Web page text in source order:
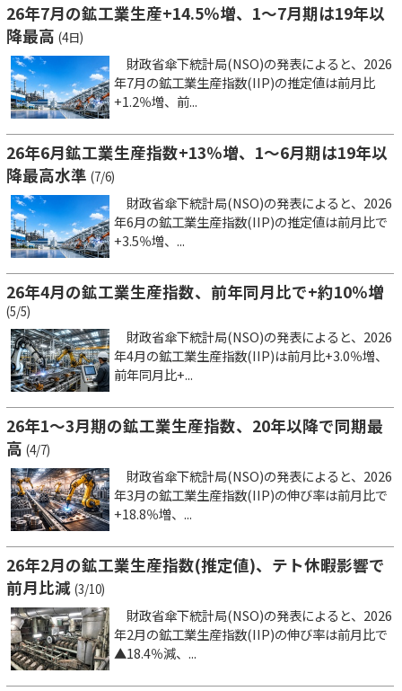
26年7月の鉱工業生産+14.5％増、1～7月期は19年以
降最高 (4日)
財政省傘下統計局(NSO)の発表によると、2026
年7月の鉱工業生産指数(IIP)の推定値は前月比
+1.2％増、前...
26年6月鉱工業生産指数+13％増、1～6月期は19年以
降最高水準 (7/6)
財政省傘下統計局(NSO)の発表によると、2026
年6月の鉱工業生産指数(IIP)の推定値は前月比で
+3.5％増、...
26年4月の鉱工業生産指数、前年同月比で+約10％増
(5/5)
財政省傘下統計局(NSO)の発表によると、2026
年4月の鉱工業生産指数(IIP)は前月比+3.0％増、
前年同月比+...
26年1～3月期の鉱工業生産指数、20年以降で同期最
高 (4/7)
財政省傘下統計局(NSO)の発表によると、2026
年3月の鉱工業生産指数(IIP)の伸び率は前月比で
+18.8％増、...
26年2月の鉱工業生産指数(推定値)、テト休暇影響で
前月比減 (3/10)
財政省傘下統計局(NSO)の発表によると、2026
年2月の鉱工業生産指数(IIP)の伸び率は前月比で
▲18.4％減、...